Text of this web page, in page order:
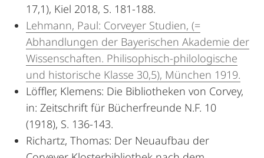
17,1), Kiel 2018, S. 181-188.
Lehmann, Paul: Corveyer Studien, (=
Abhandlungen der Bayerischen Akademie der
Wissenschaften. Philisophisch-philologische
und historische Klasse 30,5), München 1919.
Löffler, Klemens: Die Bibliotheken von Corvey,
in: Zeitschrift für Bücherfreunde N.F. 10
(1918), S. 136-143.
Richartz, Thomas: Der Neuaufbau der